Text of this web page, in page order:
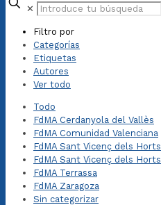
✕
Filtro por
Categorías
Etiquetas
Autores
Ver todo
Todo
FdMA Cerdanyola del Vallès
FdMA Comunidad Valenciana
FdMA Sant Vicenç dels Horts
FdMA Sant Vicenç dels Horts
FdMA Terrassa
FdMA Zaragoza
Sin categorizar